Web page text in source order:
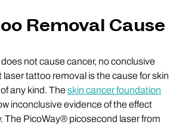
Removal Cause
not cause cancer, no conclusive
tattoo removal is the cause for skin
any kind. The skin cancer foundation
inconclusive evidence of the effect
The PicoWay® picosecond laser from